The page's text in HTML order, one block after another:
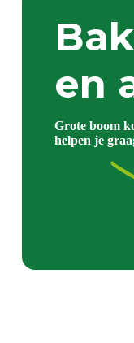
en
Grote boom
helpen je